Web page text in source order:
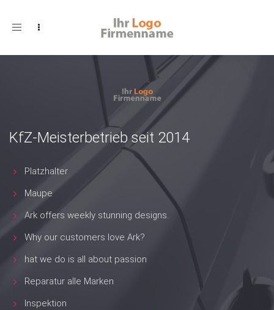
Toggle
KfZ-Meisterbetrieb seit 2014
Platzhalter
Maupe
Ark offers weekly stunning designs.
Why our customers love Ark?
hat we do is all about passion
Reparatur alle Marken
Inspektion